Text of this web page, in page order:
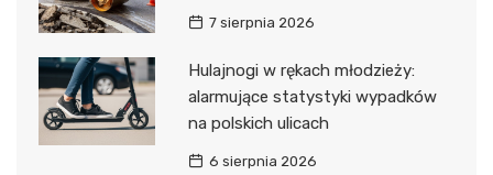
7 sierpnia 2026
Hulajnogi w rękach młodzieży:
alarmujące statystyki wypadków
na polskich ulicach
6 sierpnia 2026